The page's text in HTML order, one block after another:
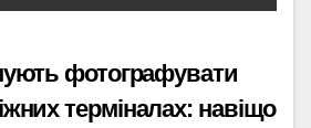
фотографувати
терміналах: навіщо